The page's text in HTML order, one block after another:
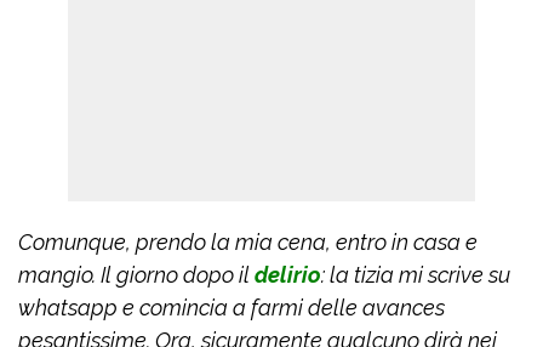
Comunque, prendo la mia cena, entro in casa e
mangio. Il giorno dopo ildelirio: la tizia mi scrive su
whatsapp e comincia a farmi delle avances
pesantissime. Ora, sicuramente qualcuno dirà nei